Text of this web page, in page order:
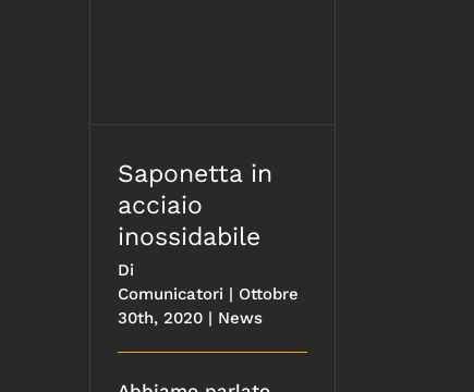
Saponetta in
acciaio
inossidabile
Di
Comunicatori
Ottobre
30th, 2020
News